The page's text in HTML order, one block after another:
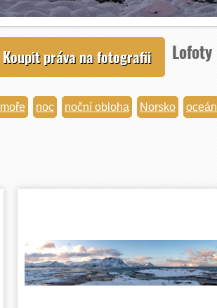
Koupit práva na fotografii Lofoty
moře noc noční obloha Norsko oceán